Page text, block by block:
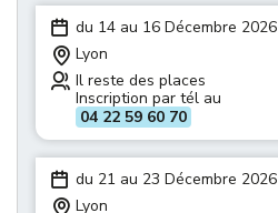
du 14 au 16 Décembre 2026
Lyon
Il reste des places
Inscription par tél au
04 22 59 60 70
du 21 au 23 Décembre 2026
Lyon